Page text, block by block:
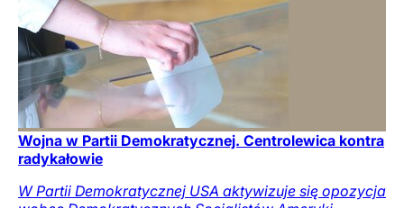
Wojna w Partii Demokratycznej. Centrolewica kontra
radykałowie
W Partii Demokratycznej USA aktywizuje się opozycja